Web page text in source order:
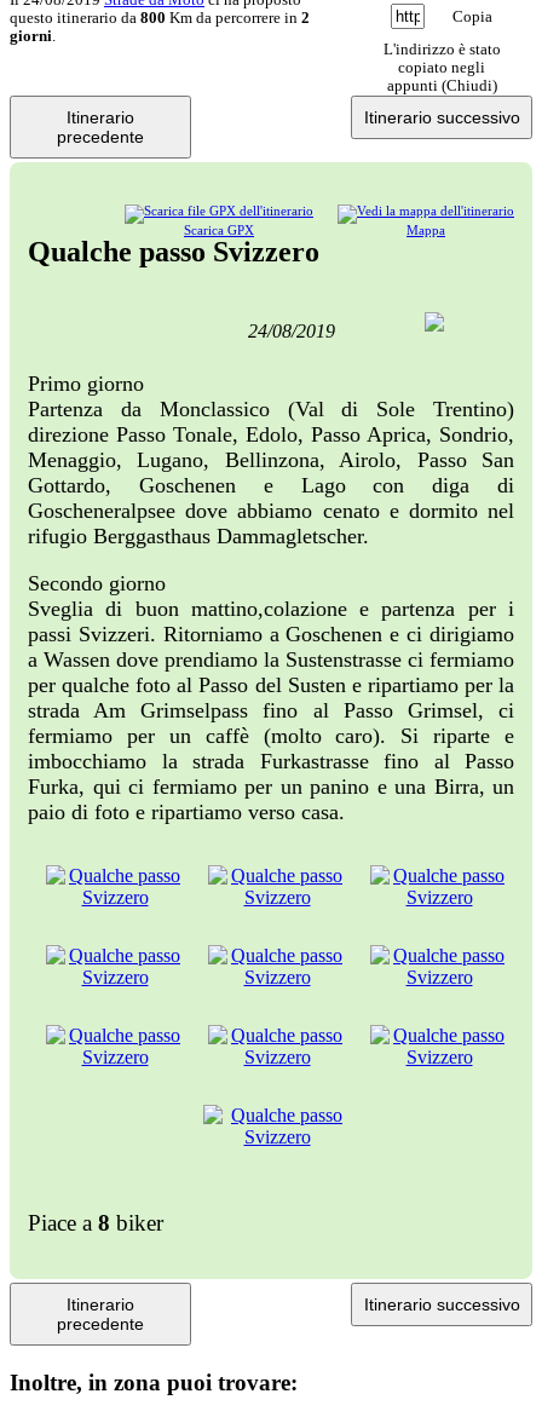
Copia
L'indirizzo è stato
copiato negli
appunti (Chiudi)
questo itinerario da 800 Km da percorrere in 2
giorni.
Itinerario
precedente
Itinerario successivo
Mappa
Scarica GPX
Qualche passo Svizzero
24/08/2019
Primo giorno
Partenza da Monclassico (Val di Sole Trentino)
direzione Passo Tonale, Edolo, Passo Aprica, Sondrio,
Menaggio, Lugano, Bellinzona, Airolo, Passo San
Gottardo, Goschenen e Lago con diga di
Goscheneralpsee dove abbiamo cenato e dormito nel
rifugio Berggasthaus Dammagletscher.
Secondo giorno
Sveglia di buon mattino,colazione e partenza per i
passi Svizzeri. Ritorniamo a Goschenen e ci dirigiamo
a Wassen dove prendiamo la Sustenstrasse ci fermiamo
per qualche foto al Passo del Susten e ripartiamo per la
strada Am Grimselpass fino al Passo Grimsel, ci
fermiamo per un caffè (molto caro). Si riparte e
imbocchiamo la strada Furkastrasse fino al Passo
Furka, qui ci fermiamo per un panino e una Birra, un
paio di foto e ripartiamo verso casa.
Piace a 8 biker
Itinerario
precedente
Itinerario successivo
Inoltre, in zona puoi trovare: